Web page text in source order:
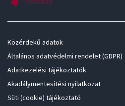
Közérdekű adatok
Általános adatvédelmi rendelet (GDPR)
Adatkezelési tájékoztatók
Akadálymentesítési nyilatkozat
Süti (cookie) tájékoztató